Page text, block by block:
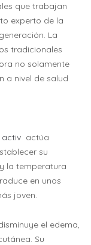
que trabajan
experto de la
La
tradicionales
no solamente
a nivel de salud
activ actúa
su
la temperatura
en unos
joven.
el edema,
Su